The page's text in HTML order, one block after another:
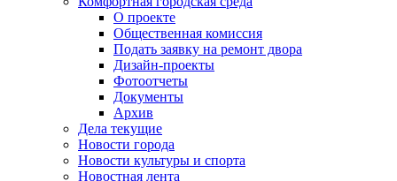
О проекте
Общественная комиссия
Подать заявку на ремонт двора
Дизайн-проекты
Фотоотчеты
Документы
Архив
Дела текущие
Новости города
Новости культуры и спорта
Новостная лента